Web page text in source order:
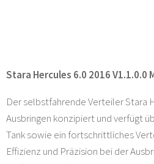
Stara Hercules 6.0 2016 V1.1.0.0
Der selbstfahrende Verteiler Stara
Ausbringen konzipiert und verfügt
Tank sowie ein fortschrittliches
Effizienz und Präzision bei der